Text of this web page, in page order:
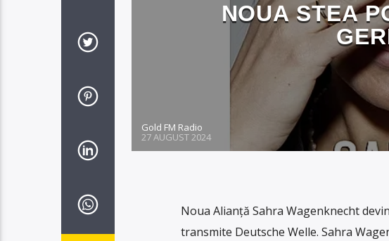
NOUA STEA
Gold FM Radio
27 AUGUST 2024
Noua Alianță Sahra Wagenknecht
transmite Deutsche Welle. Sahra